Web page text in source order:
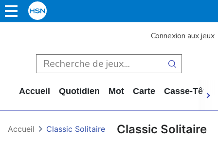
Connexion aux jeux
Accueil Quotidien Mot Carte Casse-Tête
Classic Solitaire
Accueil Classic Solitaire